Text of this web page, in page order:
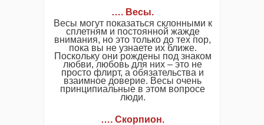
…. Весы.
Весы могут показаться склонными к
сплетням и постоянной жажде
внимания, но это только до тех пор,
пока вы не узнаете их ближе.
Поскольку они рождены под знаком
любви, любовь для них – это не
просто флирт, а обязательства и
взаимное доверие. Весы очень
принципиальные в этом вопросе
люди.
…. Скорпион.